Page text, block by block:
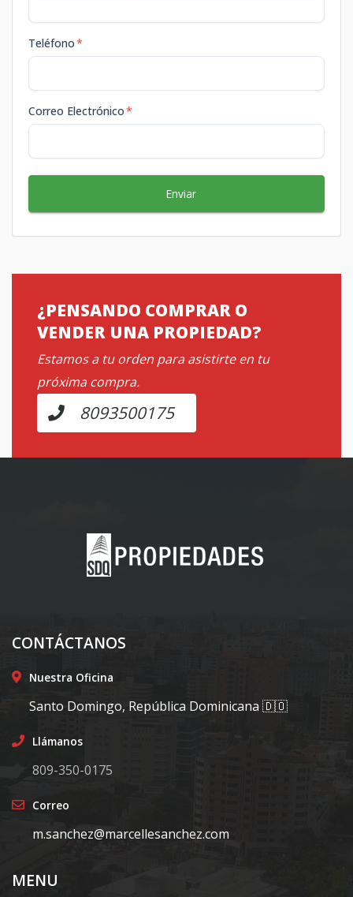
Teléfono*
Correo Electrónico*
Enviar
¿PENSANDO COMPRAR O
VENDER UNA PROPIEDAD?
Estamos a tu orden para asistirte en tu
próxima compra.
8093500175
CONTÁCTANOS
Nuestra Oficina
Santo Domingo, República Dominicana 🇩🇴
Llámanos
809-350-0175
Correo
m.sanchez@marcellesanchez.com
MENU